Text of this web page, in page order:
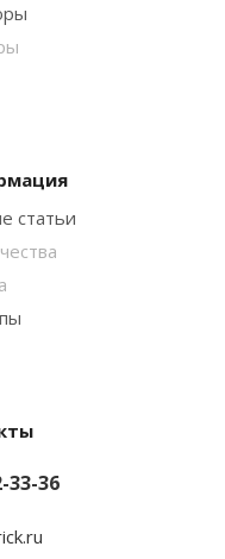
статьи
33-36